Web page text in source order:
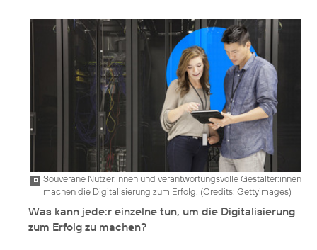
Souveräne Nutzer:innen und verantwortungsvolle Gestalter:innen
machen die Digitalisierung zum Erfolg. (Credits: Gettyimages)
Was kann jede:r einzelne tun, um die Digitalisierung
zum Erfolg zu machen?